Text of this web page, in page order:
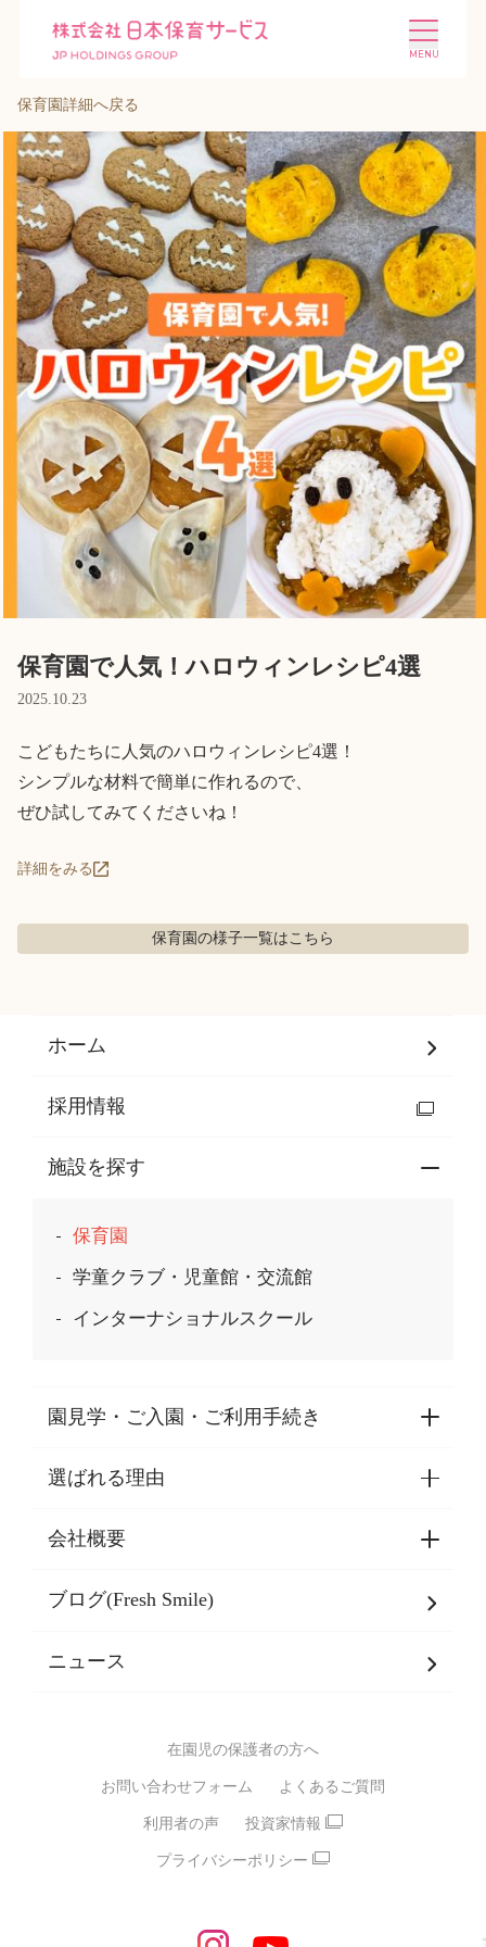
施設を探す 選ばれる理由
会社概要 ニュース
投資家情報 採用情報
Language
ホーム
利用者の声
保育園詳細へ戻る
保育園で人気！ハロウィンレシピ4選
2025.10.23
こどもたちに人気のハロウィンレシピ4選！
シンプルな材料で簡単に作れるので、
ぜひ試してみてくださいね！
詳細をみる
保育園の様子一覧はこちら
ホーム
採用情報
施設を探す
保育園
学童クラブ・児童館・交流館
インターナショナルスクール
園見学・ご入園・ご利用手続き
園見学・ご入園・ご利用手続き
東京都認証保育所空き状況
選ばれる理由
選ばれる理由一覧
乳児期・幼児期・
バイリンガル保育園
スポーツ保育園
モンテッソーリ式保育園
STEAMS保育・学童
えいご
会社概要
会社概要
SDGsについて
ブログ(Fresh Smile)
ニュース
在園児の保護者の方へ
お問い合わせフォーム よくあるご質問
利用者の声 投資家情報
プライバシーポリシー